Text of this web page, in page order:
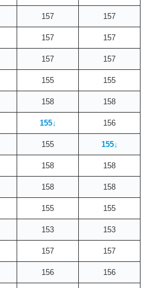
157 157
157 157
157 157
155 155
158 158
155↓ 156
155 155↓
158 158
158 158
155 155
153 153
157 157
156 156